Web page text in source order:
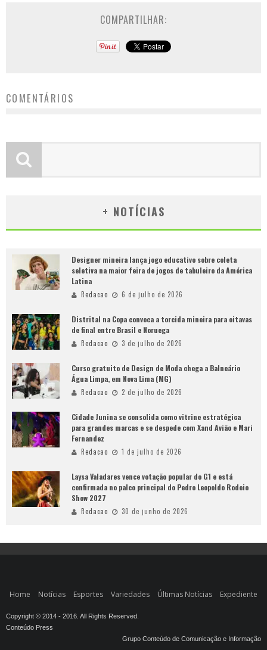
COMPARTILHAR:
COMENTÁRIOS
+ NOTÍCIAS
Designer mineira lança jogo educativo sobre coleta
seletiva na maior feira de jogos de tabuleiro da América
Latina
Redacao 6 de julho de 2026
Distrital na Copa convoca a torcida mineira para oitavas
de final entre Brasil e Noruega
Redacao 3 de julho de 2026
Curso gratuito de Design de Moda chega a Balneário
Água Limpa, em Nova Lima (MG)
Redacao 2 de julho de 2026
Cidade Junina se consolida como vitrine estratégica
para grandes marcas e se despede com Xand Avião e Mari
Fernandez
Redacao 1 de julho de 2026
Laysa Valadares vence votação popular do G1 e está
confirmada no palco principal do Pedro Leopoldo Rodeio
Show 2027
Redacao 30 de junho de 2026
Home Notícias Esportes Variedades Últimas Notícias Expediente
Copyright © 2014 - 2016. All Rights Reserved.
Conteúdo Press
Grupo Conteúdo de Comunicação e Informação